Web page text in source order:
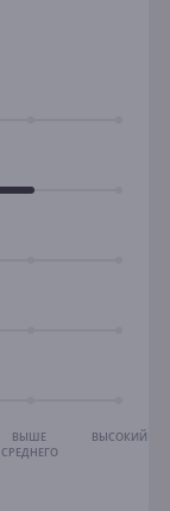
ВЫШЕ
СРЕДНЕГО
ВЫСОКИЙ